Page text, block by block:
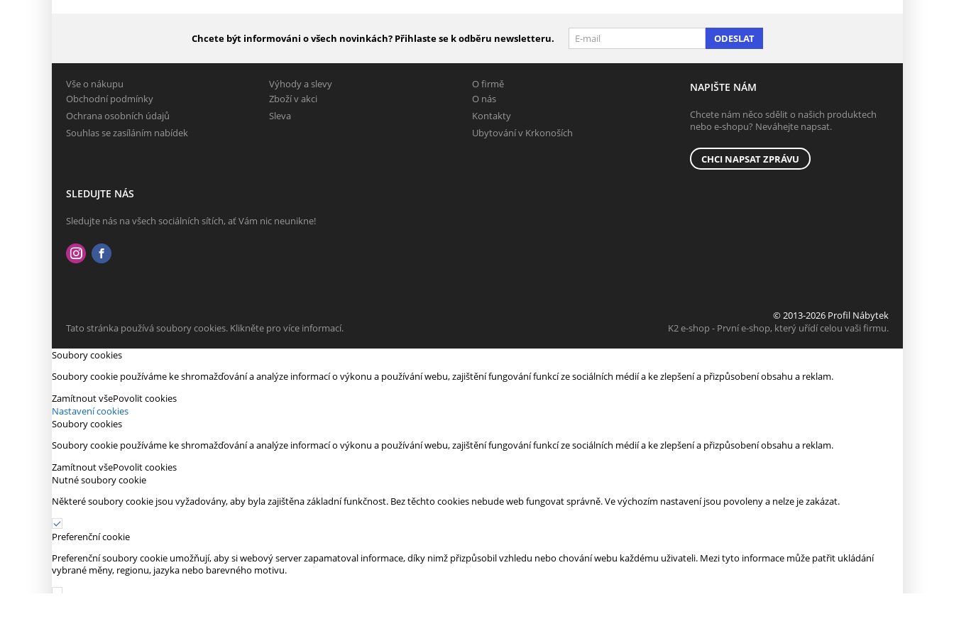
Chcete být informováni o všech novinkách? Přihlaste se k odběru newsletteru. ODESLAT
Vše o nákupu
Obchodní podmínky
Ochrana osobních údajů
Souhlas se zasíláním nabídek
Výhody a slevy
Zboží v akci
Sleva
O firmě
O nás
Kontakty
Ubytování v Krkonoších
NAPIŠTE NÁM
Chcete nám něco sdělit o našich produktech
nebo e-shopu? Neváhejte napsat.
CHCI NAPSAT ZPRÁVU
SLEDUJTE NÁS
Sledujte nás na všech sociálních sítích, ať Vám nic neunikne!
Tato stránka používá soubory cookies. Klikněte pro více informací.
© 2013-2026 Profil Nábytek
K2 e-shop - První e-shop, který uřídí celou vaši firmu.
Soubory cookies
Soubory cookie používáme ke shromažďování a analýze informací o výkonu a používání webu, zajištění fungování funkcí ze sociálních médií a ke zlepšení a přizpůsobení obsahu a reklam.
Zamítnout všePovolit cookies
Nastavení cookies
Soubory cookies
Soubory cookie používáme ke shromažďování a analýze informací o výkonu a používání webu, zajištění fungování funkcí ze sociálních médií a ke zlepšení a přizpůsobení obsahu a reklam.
Zamítnout všePovolit cookies
Nutné soubory cookie
Některé soubory cookie jsou vyžadovány, aby byla zajištěna základní funkčnost. Bez těchto cookies nebude web fungovat správně. Ve výchozím nastavení jsou povoleny a nelze je zakázat.
Preferenční cookie
Preferenční soubory cookie umožňují, aby si webový server zapamatoval informace, díky nimž přizpůsobil vzhledu nebo chování webu každému uživateli. Mezi tyto informace může patřit ukládání
vybrané měny, regionu, jazyka nebo barevného motivu.